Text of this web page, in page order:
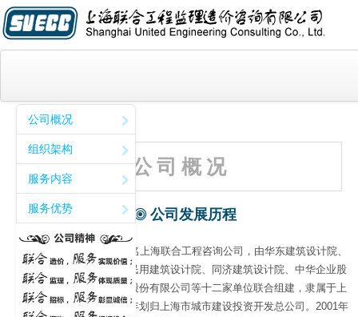
买球(中国)
关于我们
买球(中国)
资质证书
咨询业绩
客户名录
联系我们
公司概况
组织架构
服务内容
服务优势
公 司 概 况
公司发展历程
公司成立于1985年，原名上海联合工程咨询公司，由华东建筑设计院、
上海市政设计院、上海民用建筑设计院、同济建筑设计院、中华企业股
份有限公司、上海爱建股份有限公司等十二家单位联合组建，隶属于上
海市建设委员会，1998年划归上海市城市建设投资开发总公司。2001年